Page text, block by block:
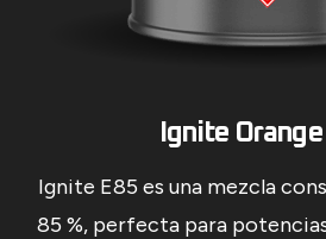
Ignite
Ignite E85 es una mezcla
85 %, perfecta para